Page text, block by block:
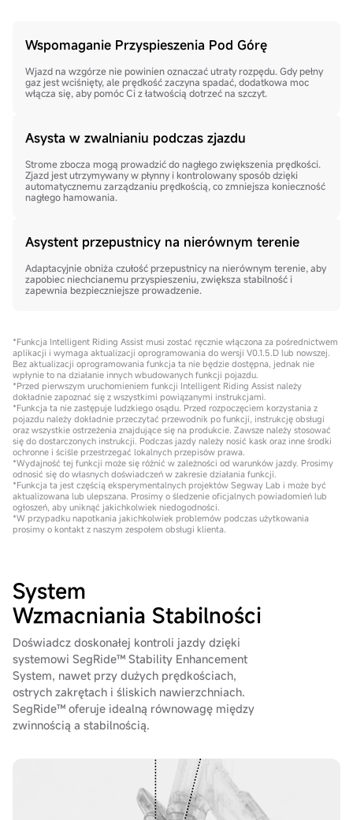
Wspomaganie Przyspieszenia Pod Górę
Wjazd na wzgórze nie powinien oznaczać utraty rozpędu. Gdy pełny
gaz jest wciśnięty, ale prędkość zaczyna spadać, dodatkowa moc
włącza się, aby pomóc Ci z łatwością dotrzeć na szczyt.
Asysta w zwalnianiu podczas zjazdu
Strome zbocza mogą prowadzić do nagłego zwiększenia prędkości.
Zjazd jest utrzymywany w płynny i kontrolowany sposób dzięki
automatycznemu zarządzaniu prędkością, co zmniejsza konieczność
nagłego hamowania.
Asystent przepustnicy na nierównym terenie
Adaptacyjnie obniża czułość przepustnicy na nierównym terenie, aby
zapobiec niechcianemu przyspieszeniu, zwiększa stabilność i
zapewnia bezpieczniejsze prowadzenie.
*Funkcja Intelligent Riding Assist musi zostać ręcznie włączona za pośrednictwem
aplikacji i wymaga aktualizacji oprogramowania do wersji V0.1.5.D lub nowszej.
Bez aktualizacji oprogramowania funkcja ta nie będzie dostępna, jednak nie
wpłynie to na działanie innych wbudowanych funkcji pojazdu.
*Przed pierwszym uruchomieniem funkcji Intelligent Riding Assist należy
dokładnie zapoznać się z wszystkimi powiązanymi instrukcjami.
*Funkcja ta nie zastępuje ludzkiego osądu. Przed rozpoczęciem korzystania z
pojazdu należy dokładnie przeczytać przewodnik po funkcji, instrukcję obsługi
oraz wszystkie ostrzeżenia znajdujące się na produkcie. Zawsze należy stosować
się do dostarczonych instrukcji. Podczas jazdy należy nosić kask oraz inne środki
ochronne i ściśle przestrzegać lokalnych przepisów prawa.
*Wydajność tej funkcji może się różnić w zależności od warunków jazdy. Prosimy
odnosić się do własnych doświadczeń w zakresie działania funkcji.
*Funkcja ta jest częścią eksperymentalnych projektów Segway Lab i może być
aktualizowana lub ulepszana. Prosimy o śledzenie oficjalnych powiadomień lub
ogłoszeń, aby uniknąć jakichkolwiek niedogodności.
*W przypadku napotkania jakichkolwiek problemów podczas użytkowania
prosimy o kontakt z naszym zespołem obsługi klienta.
System
Wzmacniania Stabilności
Doświadcz doskonałej kontroli jazdy dzięki
systemowi SegRide™ Stability Enhancement
System, nawet przy dużych prędkościach,
ostrych zakrętach i śliskich nawierzchniach.
SegRide™ oferuje idealną równowagę między
zwinnością a stabilnością.